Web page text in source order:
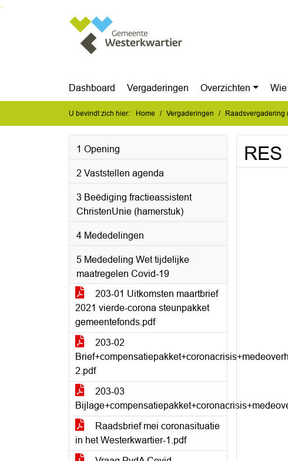
Dashboard Vergaderingen Overzichten
U bevindt zich hier: Home Vergaderingen Raadsvergadering
1 Opening
2 Vaststellen agenda
3 Beëdiging fractieassistent
ChristenUnie (hamerstuk)
4 Mededelingen
5 Mededeling Wet tijdelijke
maatregelen Covid-19
203-01 Uitkomsten maartbrief
2021 vierde-corona steunpakket
gemeentefonds.pdf
203-02
2.pdf
203-03
Raadsbrief mei coronasituatie
in het Westerkwartier-1.pdf